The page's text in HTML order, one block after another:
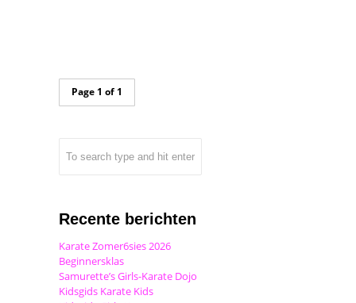
Page 1 of 1
Recente berichten
Karate Zomer6sies 2026
Beginnersklas
Samurette’s Girls-Karate Dojo
Kidsgids Karate Kids